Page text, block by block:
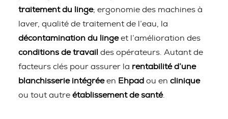
traitement du linge; ergonomie des machines à
laver, qualité de traitement de l’eau, la
décontamination du lingeet l’amélioration des
conditions de travail des opérateurs. Autant de
facteurs clés pour assurer la rentabilité d’une
blanchisserie intégréeen Ehpad ou en clinique
ou tout autre établissement de santé.